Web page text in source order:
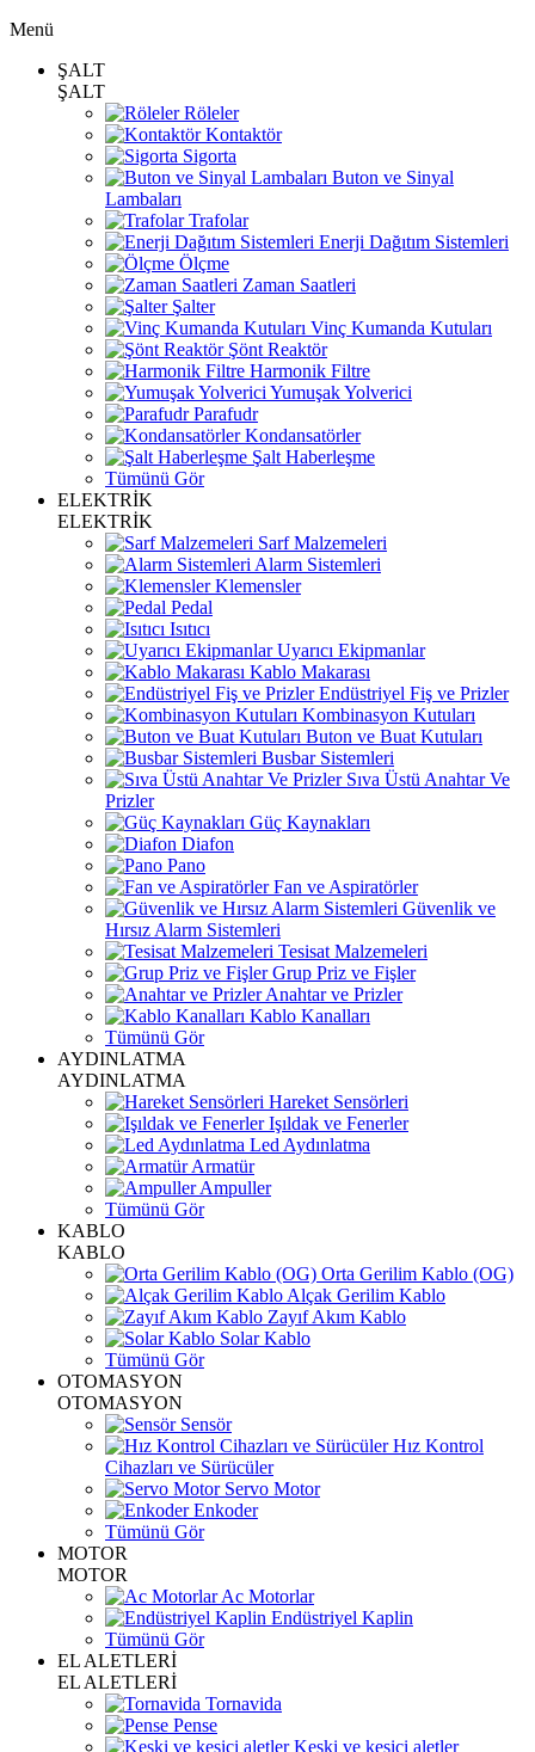
Menü
ŞALT
ŞALT
Röleler
Kontaktör
Sigorta
Buton ve Sinyal
Lambaları
Trafolar
Enerji Dağıtım Sistemleri
Ölçme
Zaman Saatleri
Şalter
Vinç Kumanda Kutuları
Şönt Reaktör
Harmonik Filtre
Yumuşak Yolverici
Parafudr
Kondansatörler
Şalt Haberleşme
Tümünü Gör
ELEKTRİK
ELEKTRİK
Sarf Malzemeleri
Alarm Sistemleri
Klemensler
Pedal
Isıtıcı
Uyarıcı Ekipmanlar
Kablo Makarası
Endüstriyel Fiş ve Prizler
Kombinasyon Kutuları
Buton ve Buat Kutuları
Busbar Sistemleri
Sıva Üstü Anahtar Ve
Prizler
Güç Kaynakları
Diafon
Pano
Fan ve Aspiratörler
Güvenlik ve
Hırsız Alarm Sistemleri
Tesisat Malzemeleri
Grup Priz ve Fişler
Anahtar ve Prizler
Kablo Kanalları
Tümünü Gör
AYDINLATMA
AYDINLATMA
Hareket Sensörleri
Işıldak ve Fenerler
Led Aydınlatma
Armatür
Ampuller
Tümünü Gör
KABLO
KABLO
Orta Gerilim Kablo (OG)
Alçak Gerilim Kablo
Zayıf Akım Kablo
Solar Kablo
Tümünü Gör
OTOMASYON
OTOMASYON
Sensör
Hız Kontrol
Cihazları ve Sürücüler
Servo Motor
Enkoder
Tümünü Gör
MOTOR
MOTOR
Ac Motorlar
Endüstriyel Kaplin
Tümünü Gör
EL ALETLERİ
EL ALETLERİ
Tornavida
Pense
Keski ve kesici aletler